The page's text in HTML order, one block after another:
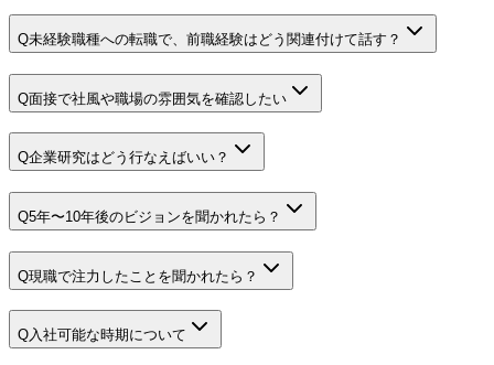
Q未経験職種への転職で、前職経験はどう関連付けて話す？
Q面接で社風や職場の雰囲気を確認したい
Q企業研究はどう行なえばいい？
Q5年〜10年後のビジョンを聞かれたら？
Q現職で注力したことを聞かれたら？
Q入社可能な時期について